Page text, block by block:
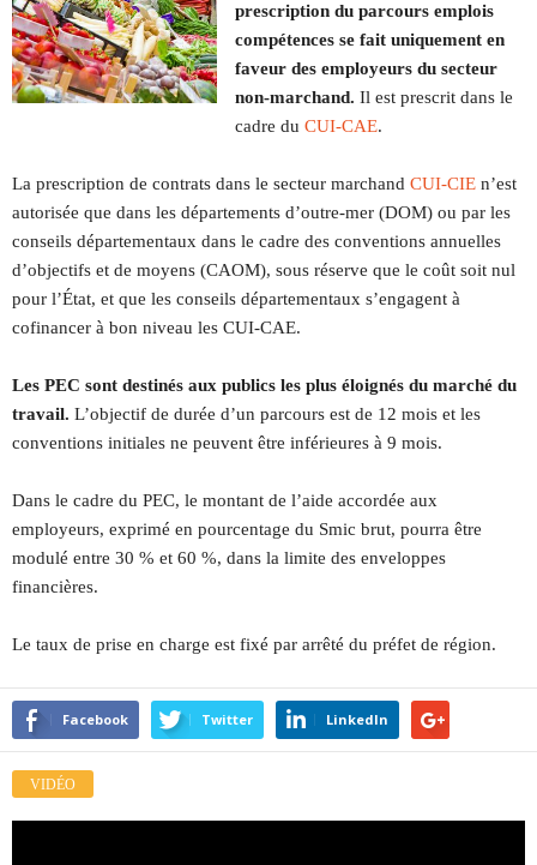
prescription du parcours emplois
compétences se fait uniquement en
faveur des employeurs du secteur
non-marchand. Il est prescrit dans le
cadre duCUI-CAE.
La prescription de contrats dans le secteur marchand CUI-CIE n’est
autorisée que dans les départements d’outre-mer (DOM) ou par les
conseils départementaux dans le cadre des conventions annuelles
d’objectifs et de moyens (CAOM), sous réserve que le coût soit nul
pour l’État, et que les conseils départementaux s’engagent à
cofinancer à bon niveau les CUI-CAE.
Les PEC sont destinés aux publics les plus éloignés du marché du
travail. L’objectif de durée d’un parcours est de 12 mois et les
conventions initiales ne peuvent être inférieures à 9 mois.
Dans le cadre du PEC, le montant de l’aide accordée aux
employeurs, exprimé en pourcentage du Smic brut, pourra être
modulé entre 30 % et 60 %, dans la limite des enveloppes
financières.
Le taux de prise en charge est fixé par arrêté du préfet de région.
Facebook Twitter LinkedIn
VIDÉO